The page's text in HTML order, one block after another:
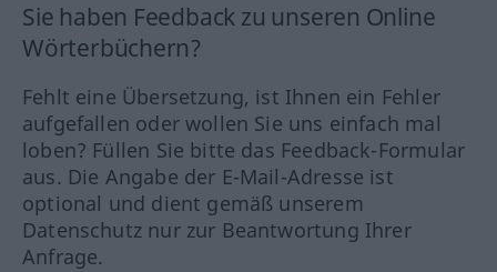
Sie haben Feedback zu unseren Online
Wörterbüchern?
Fehlt eine Übersetzung, ist Ihnen ein Fehler
aufgefallen oder wollen Sie uns einfach mal
loben? Füllen Sie bitte das Feedback-Formular
aus. Die Angabe der E-Mail-Adresse ist
optional und dient gemäß unserem
Datenschutz nur zur Beantwortung Ihrer
Anfrage.